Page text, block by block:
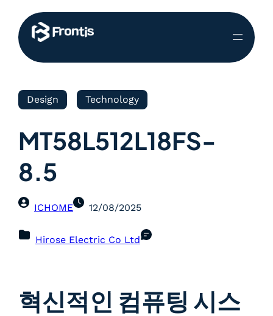
Design Technology
MT58L512L18FS-
8.5
ICHOME 12/08/2025
Hirose Electric Co Ltd
혁신적인 컴퓨팅 시스